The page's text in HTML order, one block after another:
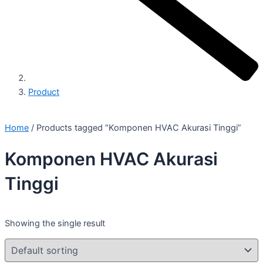
Product
Home / Products tagged “Komponen HVAC Akurasi Tinggi”
Komponen HVAC Akurasi
Tinggi
Showing the single result